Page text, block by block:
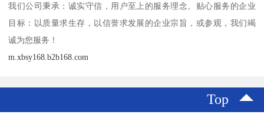
我们公司秉承：诚实守信，用户至上的服务理念。贴心服务的企业
目标：以质量求生存，以信誉求发展的企业宗旨，或参观，我们竭
诚为您服务！
m.xbsy168.b2b168.com
Top